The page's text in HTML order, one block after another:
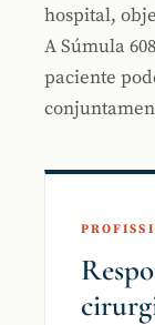
hospital,
A Súmula
paciente